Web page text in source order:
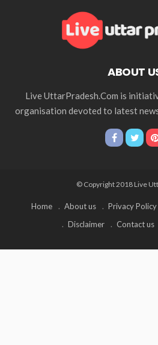
ABOUT
Live UttarPradesh.Com is
organisation devoted to latest
© Copyright 2018 Live
Home About us Privacy Policy
Disclaimer
Contact us